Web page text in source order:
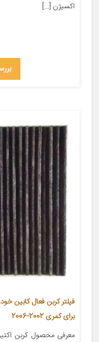
اکسیژن […]
برای کمری 2002-2006
معرفی محصول کربن